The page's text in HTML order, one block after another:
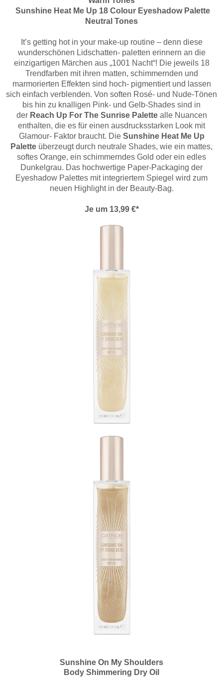
Sunshine Heat Me Up 18 Colour Eyeshadow Palette
Neutral Tones
It’s getting hot in your make-up routine – denn diese
wunderschönen Lidschatten- paletten erinnern an die
einzigartigen Märchen aus „1001 Nacht“! Die jeweils 18
Trendfarben mit ihren matten, schimmernden und
marmorierten Effekten sind hoch- pigmentiert und lassen
sich einfach verblenden. Von soften Rosé- und Nude-Tönen
bis hin zu knalligen Pink- und Gelb-Shades sind in
der Reach Up For The Sunrise Palette alle Nuancen
enthalten, die es für einen ausdrucksstarken Look mit
Glamour- Faktor braucht. Die Sunshine Heat Me Up
Palette überzeugt durch neutrale Shades, wie ein mattes,
softes Orange, ein schimmerndes Gold oder ein edles
Dunkelgrau. Das hochwertige Paper-Packaging der
Eyeshadow Palettes mit integriertem Spiegel wird zum
neuen Highlight in der Beauty-Bag.
Je um 13,99 €*
Sunshine On My Shoulders
Body Shimmering Dry Oil